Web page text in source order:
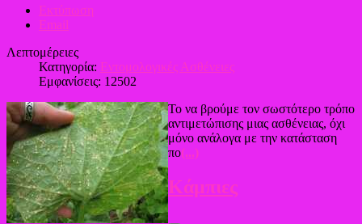
Εκτύπωση
Email
Λεπτομέρειες
Κατηγορία: Εντομολογικές Ασθένειες
Εμφανίσεις: 12502
Το να βρούμε τον σωστότερο τρόπο
αντιμετώπισης μιας ασθένειας, όχι
μόνο ανάλογα με την κατάσταση
πο(...)
Κάμπιες